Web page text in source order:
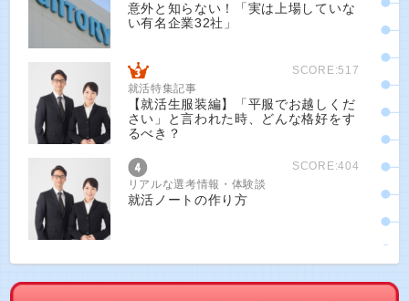
意外と知らない！「実は上場していな
い有名企業32社」
SCORE:517
就活特集記事
【就活生服装編】「平服でお越しくだ
さい」と言われた時、どんな格好をす
るべき？
SCORE:404
リアルな選考情報・体験談
就活ノートの作り方